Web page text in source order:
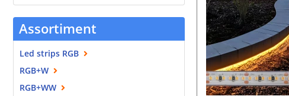
Assortiment
Led strips RGB
RGB+W
RGB+WW